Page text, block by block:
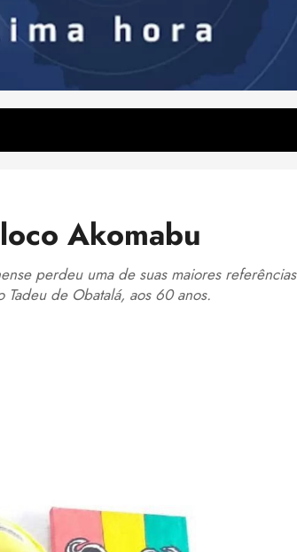
Akomabu
perdeu uma de suas maiores referências
Tadeu de Obatalá, aos 60 anos.